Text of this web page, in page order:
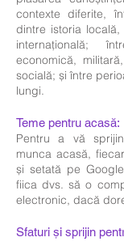
contexte diferite,
dintre istoria
internațională;
economică,
socială; și între
lungi.
Teme pentru acasă:
Pentru a vă
munca acasă,
și setată pe
fiica dvs. să o
electronic, dacă
Sfaturi și sprijin